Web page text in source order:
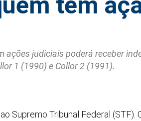
ações judiciais poderá receber
1 (1990) e Collor 2 (1991).
Supremo Tribunal Federal (STF).